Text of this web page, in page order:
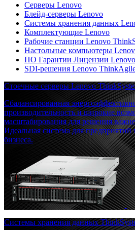
Серверы Lenovo
Блейд-серверы Lenovo
Системы хранения данных
Комплектующие Lenovo
Рабочие станции Lenovo
Настольные компьютеры
ПО Гарантии Лицензии Lenovo
SDI-решения Lenovo
Стоечные серверы Lenovo
Сбалансированная
производительность и широкие
масштабирования для решения
Идеальная система для предприятий
бизнеса.
Системы хранения данных